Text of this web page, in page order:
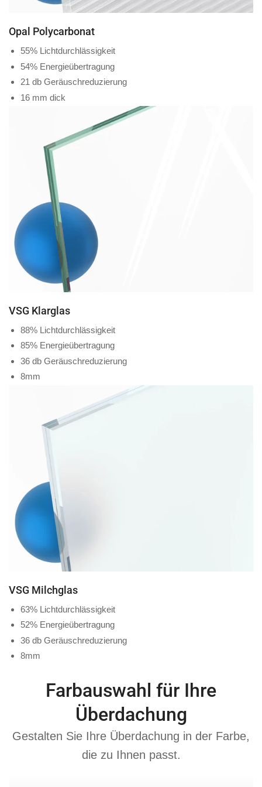
Opal Polycarbonat
55% Lichtdurchlässigkeit
54% Energieübertragung
21 db Geräuschreduzierung
16 mm dick
VSG Klarglas
88% Lichtdurchlässigkeit
85% Energieübertragung
36 db Geräuschreduzierung
8mm
VSG Milchglas
63% Lichtdurchlässigkeit
52% Energieübertragung
36 db Geräuschreduzierung
8mm
Farbauswahl für Ihre
Überdachung
Gestalten Sie Ihre Überdachung in der Farbe,
die zu Ihnen passt.